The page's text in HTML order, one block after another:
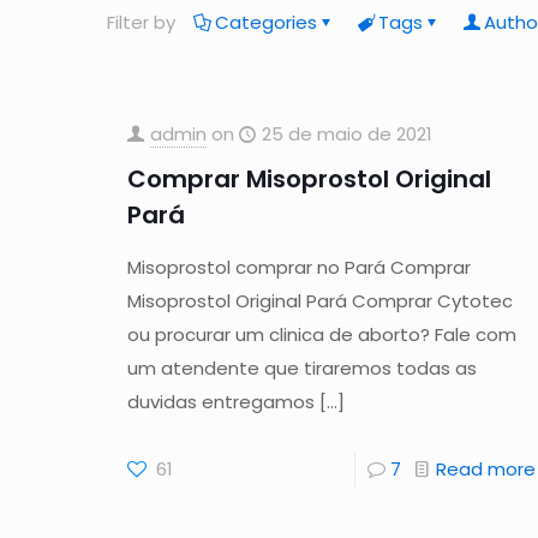
Filter by Categories Tags
admin on 25 de maio de 2021
Comprar Misoprostol Original
Pará
Misoprostol comprar no Pará Comprar
Misoprostol Original Pará Comprar Cytotec
ou procurar um clinica de aborto? Fale com
um atendente que tiraremos todas as
duvidas entregamos […]
61 7 Read more